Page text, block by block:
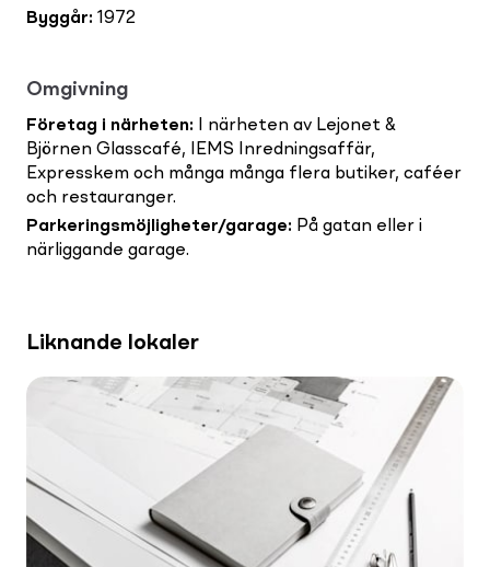
Byggår: 1972
Omgivning
Företag i närheten: I närheten av Lejonet &
Björnen Glasscafé, IEMS Inredningsaffär,
Expresskem och många många flera butiker, caféer
och restauranger.
Parkeringsmöjligheter/garage: På gatan eller i
närliggande garage.
Liknande lokaler